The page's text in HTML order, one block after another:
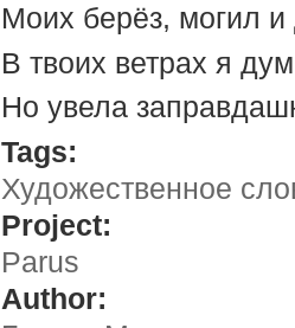
Моих берёз, могил
В твоих ветрах я
Но увела
Tags:
Художественное
Project:
Parus
Author: